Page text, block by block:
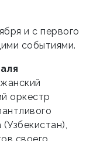
и с первого
событиями.
оркестр